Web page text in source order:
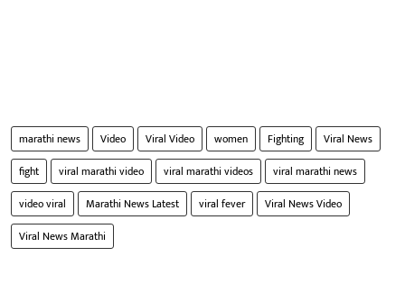
marathi news Video Viral Video women Fighting
Viral News
fight
viral marathi video viral marathi videos
viral marathi news
video viral
Marathi News Latest viral fever
Viral News Video
Viral News Marathi